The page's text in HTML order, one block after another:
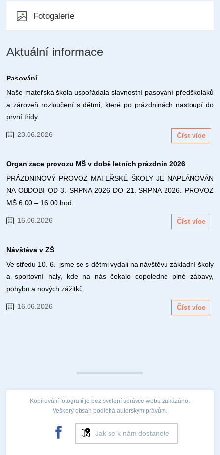
Fotogalerie
Aktuální informace
Pasování
Naše mateřská škola uspořádala slavnostní pasování předškoláků
a zároveň rozloučení s dětmi, které po prázdninách nastoupí do
první třídy.
23.06.2026 Číst více
Organizace provozu MŠ v době letních prázdnin 2026
PRÁZDNINOVÝ PROVOZ MATEŘSKÉ ŠKOLY JE NAPLÁNOVÁN
NA OBDOBÍ OD 3. SRPNA 2026 DO 21. SRPNA 2026. PROVOZ
MŠ 6.00 – 16.00 hod.
16.06.2026 Číst více
Návštěva v ZŠ
Ve středu 10. 6. jsme se s dětmi vydali na návštěvu základní školy
a sportovní haly, kde na nás čekalo dopoledne plné zábavy,
pohybu a nových zážitků.
16.06.2026 Číst více
Kopírování fotografií je bez svolení správce webu zakázáno.
Veškerý obsah podléhá autorským právům.
Jak se k nám dostanete